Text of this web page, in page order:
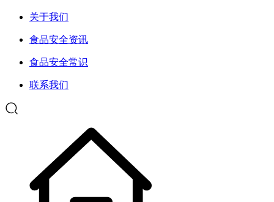
关于我们
食品安全资讯
食品安全常识
联系我们